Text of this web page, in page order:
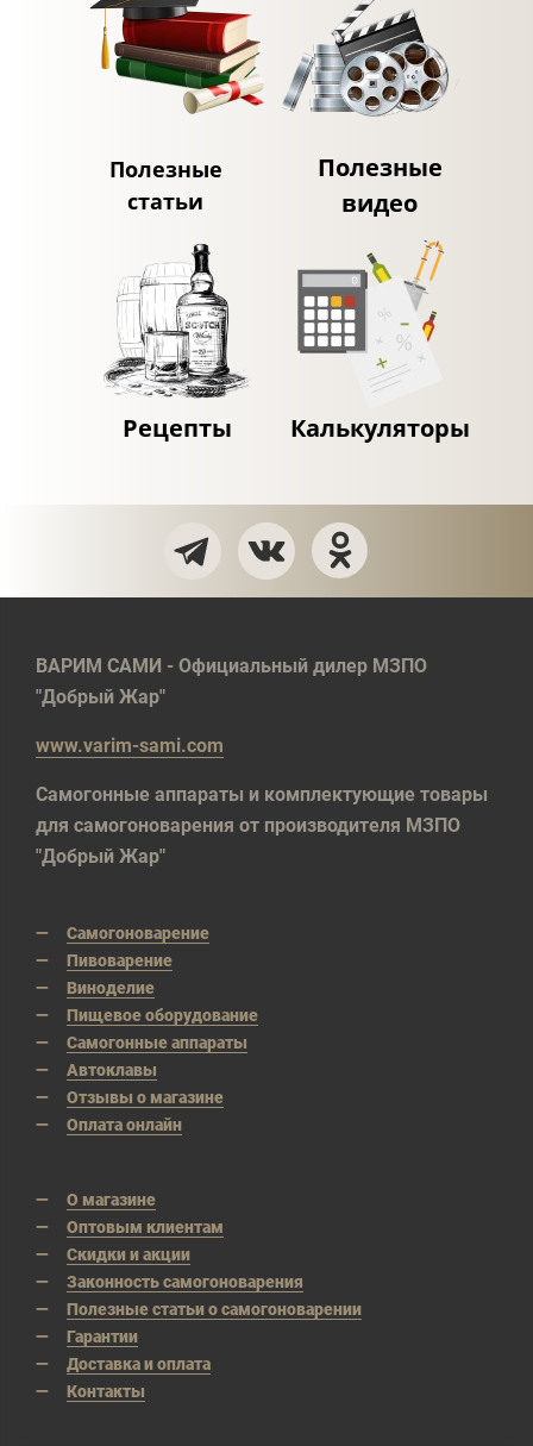
Полезные
статьи
Полезные
видео
Рецепты Калькуляторы
ВАРИМ САМИ - Официальный дилер МЗПО
"Добрый Жар"
www.varim-sami.com
Самогонные аппараты и комплектующие товары
для самогоноварения от производителя МЗПО
"Добрый Жар"
Самогоноварение
Пивоварение
Виноделие
Пищевое оборудование
Самогонные аппараты
Автоклавы
Отзывы о магазине
Оплата онлайн
О магазине
Оптовым клиентам
Скидки и акции
Законность самогоноварения
Полезные статьи о самогоноварении
Гарантии
Доставка и оплата
Контакты